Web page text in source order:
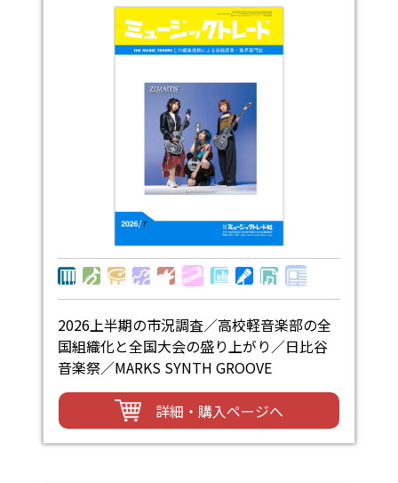
2026上半期の市況調査／高校軽音楽部の全
国組織化と全国大会の盛り上がり／日比谷
音楽祭／MARKS SYNTH GROOVE
詳細・購入ページへ